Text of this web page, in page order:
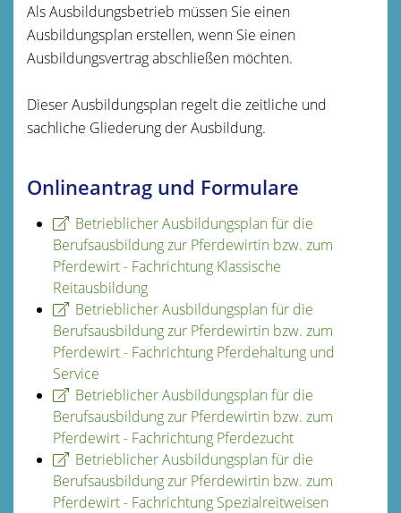
Als Ausbildungsbetrieb müssen Sie einen
Ausbildungsplan erstellen, wenn Sie einen
Ausbildungsvertrag abschließen möchten.
Dieser Ausbildungsplan regelt die zeitliche und
sachliche Gliederung der Ausbildung.
Onlineantrag und Formulare
Betrieblicher Ausbildungsplan für die
Berufsausbildung zur Pferdewirtin bzw. zum
Pferdewirt - Fachrichtung Klassische
Reitausbildung
Betrieblicher Ausbildungsplan für die
Berufsausbildung zur Pferdewirtin bzw. zum
Pferdewirt - Fachrichtung Pferdehaltung und
Service
Betrieblicher Ausbildungsplan für die
Berufsausbildung zur Pferdewirtin bzw. zum
Pferdewirt - Fachrichtung Pferdezucht
Betrieblicher Ausbildungsplan für die
Berufsausbildung zur Pferdewirtin bzw. zum
Pferdewirt - Fachrichtung Spezialreitweisen